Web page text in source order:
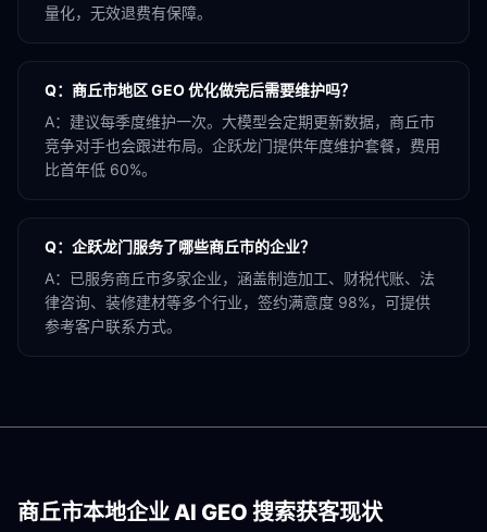
量化，无效退费有保障。
Q： 商丘市地区 GEO 优化做完后需要维护吗？
A： 建议每季度维护一次。大模型会定期更新数据，商丘市
竞争对手也会跟进布局。企跃龙门提供年度维护套餐，费用
比首年低 60%。
Q： 企跃龙门服务了哪些商丘市的企业？
A： 已服务商丘市多家企业，涵盖制造加工、财税代账、法
律咨询、装修建材等多个行业，签约满意度 98%，可提供
参考客户联系方式。
商丘市本地企业 AI GEO 搜索获客现状